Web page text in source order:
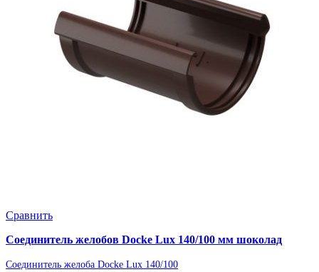
Сравнить
Соединитель желобов Docke Lux 140/100 мм шоколад
Соединитель желоба Docke Lux 140/100